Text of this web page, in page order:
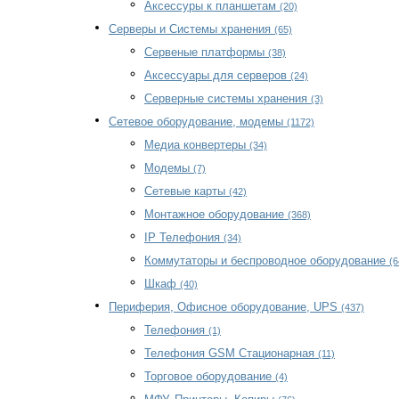
Аксессуры к планшетам (20)
Серверы и Системы хранения (65)
Сервеные платформы (38)
Аксессуары для серверов (24)
Серверные системы хранения (3)
Сетевое оборудование, модемы (1172)
Медиа конвертеры (34)
Модемы (7)
Сетевые карты (42)
Монтажное оборудование (368)
IP Телефония (34)
Коммутаторы и беспроводное оборудование
Шкаф (40)
Периферия, Офисное оборудование, UPS (437)
Телефония (1)
Телефония GSM Стационарная (11)
Торговое оборудование (4)